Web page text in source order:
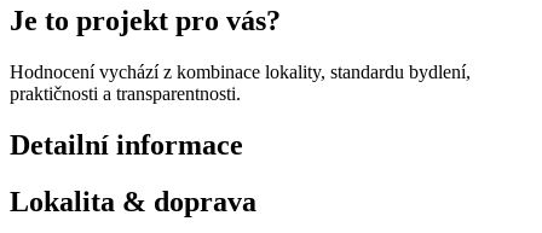
Je to projekt pro vás?
Hodnocení vychází z kombinace lokality, standardu bydlení,
praktičnosti a transparentnosti.
Detailní informace
Lokalita & doprava